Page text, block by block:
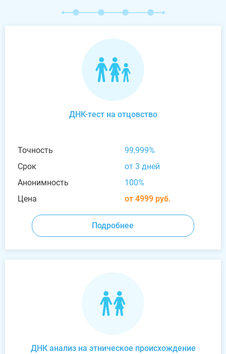
ДНК-тест на отцовство
Точность
99,999%
Срок
от 3 дней
Анонимность
100%
Цена
от 4999 руб.
Подробнее
ДНК анализ на этническое происхождение